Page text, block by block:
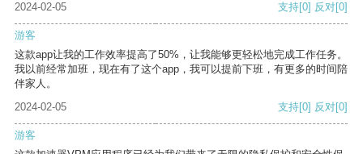
2024-02-05
支持[0] 反对[0]
游客
这款app让我的工作效率提高了50%，让我能够更轻松地完成工作任务。
我以前经常加班，现在有了这个app，我可以提前下班，有更多的时间陪
伴家人。
2024-02-05
支持[0] 反对[0]
游客